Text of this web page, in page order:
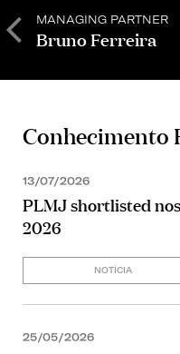
MANAGING PARTNER
Bruno Ferreira
Conhecimento
13/07/2026
PLMJ shortlisted
2026
NOTÍCIA
25/05/2026